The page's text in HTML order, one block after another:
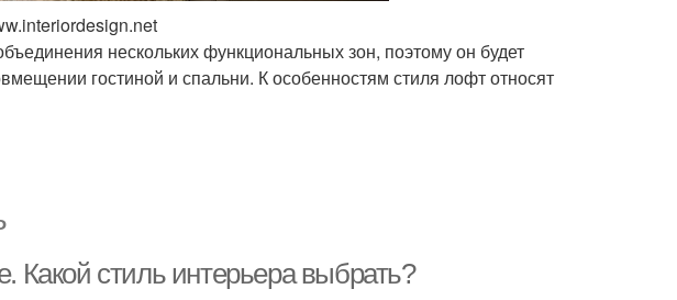
нескольких функциональных зон, поэтому он будет
гостиной и спальни. К особенностям стиля лофт относят
Какой стиль интерьера выбрать?